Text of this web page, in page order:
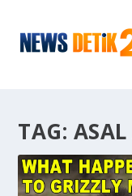
TAG: